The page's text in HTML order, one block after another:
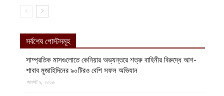
সর্বশেষ পোস্টসমূহ
সাম্প্রতিক মাসগুলোতে কেনিয়ার অভ্যন্তরে শত্রু বাহিনীর বিরুদ্ধে আশ-
শাবাব মুজাহিদিনের ৯০টিরও বেশি সফল অভিযান
আগস্ট ৯, ২০২৬